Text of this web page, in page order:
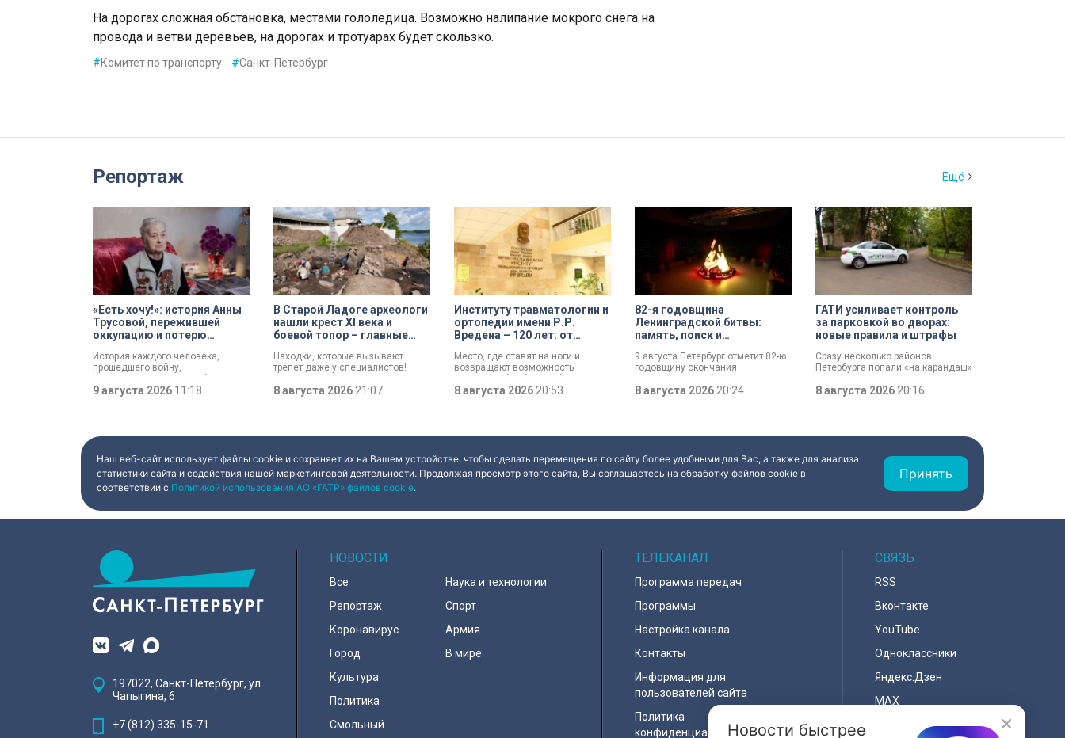
На дорогах сложная обстановка, местами гололедица. Возможно налипание мокрого снега на
провода и ветви деревьев, на дорогах и тротуарах будет скользко.
#Комитет по транспорту #Санкт-Петербург
Репортаж Ещё
«Есть хочу!»: история Анны
Трусовой, пережившей
оккупацию и потерю
История каждого человека,
прошедшего войну, –
Сколько испытаний выпало на
потеря близких, голод – в 12 лет
судьбе Анны Трусовой,
пережившей оккупацию
Павловска и потерю близких.
9 августа 2026 11:18
В Старой Ладоге археологи
нашли крест XI века и
боевой топор – главные
Находки, которые вызывают
трепет даже у специалистов!
более тысячи лет и боевой топор
8 августа 2026 21:07
Институту травматологии и
ортопедии имени Р.Р.
Вредена – 120 лет: от
до передового
медицинского центра
Место, где ставят на ноги и
возвращают возможность
отмечает Институт травматологии
8 августа 2026 20:53
82-я годовщина
Ленинградской битвы:
память, поиск и
9 августа Петербург отметит 82-ю
годовщину окончания
воинской славы, который был
8 августа 2026 20:24
ГАТИ усиливает контроль
за парковкой во дворах:
новые правила и штрафы
Сразу несколько районов
Петербурга попали «на карандаш»
парковкой во дворах. За два
постановлений.
8 августа 2026 20:16
Новости быстрее
Наш веб-сайт использует файлы cookie и сохраняет их на Вашем устройстве, чтобы сделать перемещения по сайту более удобными для Вас, а также для анализа
статистики сайта и содействия нашей маркетинговой деятельности. Продолжая просмотр этого сайта, Вы соглашаетесь на обработку файлов cookie в
соответствии с Политикой использования АО «ГАТР» файлов cookie.
Принять
197022, Санкт-Петербург, ул.
Чапыгина, 6
+7 (812) 335-15-71
НОВОСТИ
Все
Репортаж
Коронавирус
Город
Культура
Политика
Смольный
Наука и технологии
Спорт
Армия
В мире
ТЕЛЕКАНАЛ
Программа передач
Программы
Настройка канала
Контакты
Информация для
пользователей сайта
Политика
конфиденциальности
СВЯЗЬ
RSS
Вконтакте
YouTube
Одноклассники
Яндекс.Дзен
MAX